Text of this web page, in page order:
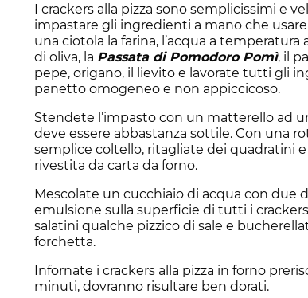
I crackers alla pizza sono semplicissimi e
impastare gli ingredienti a mano che
una ciotola la farina, l’acqua a temperatura
di oliva, la Passata di Pomodoro Pomì, il
pepe, origano, il lievito e lavorate tutti gli
panetto omogeneo e non appiccicoso.
Stendete l’impasto con un matterello ad
deve essere abbastanza sottile. Con una
semplice coltello, ritagliate dei quadratini
rivestita da carta da forno.
Mescolate un cucchiaio di acqua con due
emulsione sulla superficie di tutti i
salatini qualche pizzico di sale e
forchetta.
Infornate i crackers alla pizza in forno
minuti, dovranno risultare ben dorati.